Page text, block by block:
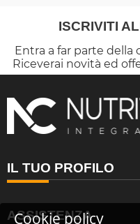
ISCRIVITI
Entra a far parte
Riceverai novità ed
IL TUO PROFILO
ASSISTENZA
Cookie policy